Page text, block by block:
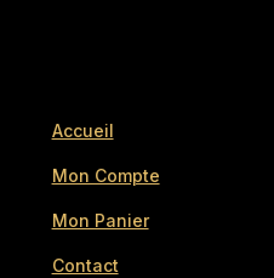
Accueil
Mon Compte
Mon Panier
Contact